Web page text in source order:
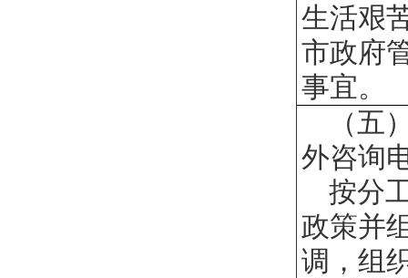
生活艰
市政府
事宜。
（
外咨询
按分
政策并
调，组